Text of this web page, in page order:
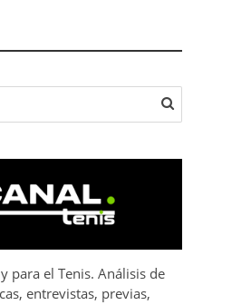
para el Tenis. Análisis de
entrevistas, previas,